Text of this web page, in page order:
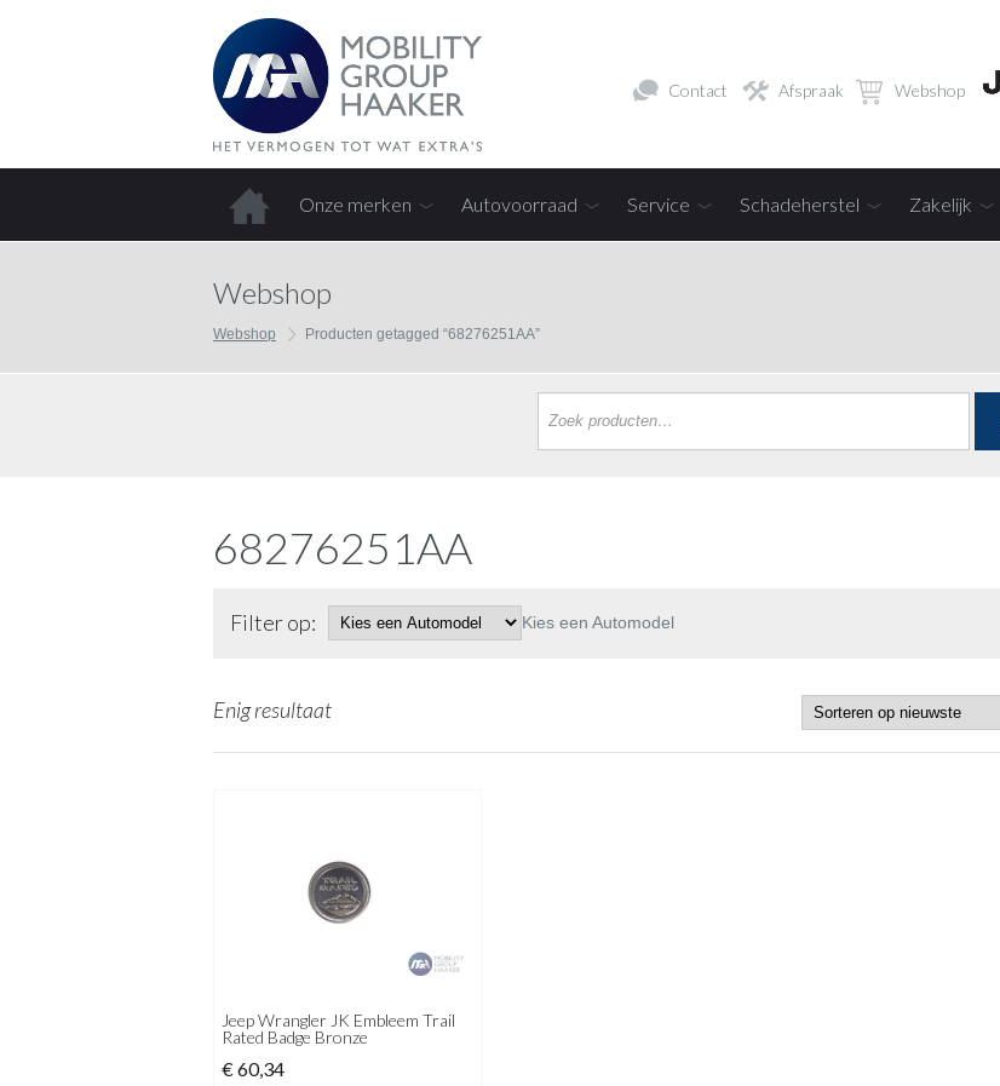
Contact Afspraak Webshop
Onze merken Autovoorraad Service Schadeherstel Zakelijk
Webshop
Webshop Producten getagged “68276251AA”
68276251AA
Filter op: Kies een Automodel
Enig resultaat
Jeep Wrangler JK Embleem Trail
Rated Badge Bronze
€60,34